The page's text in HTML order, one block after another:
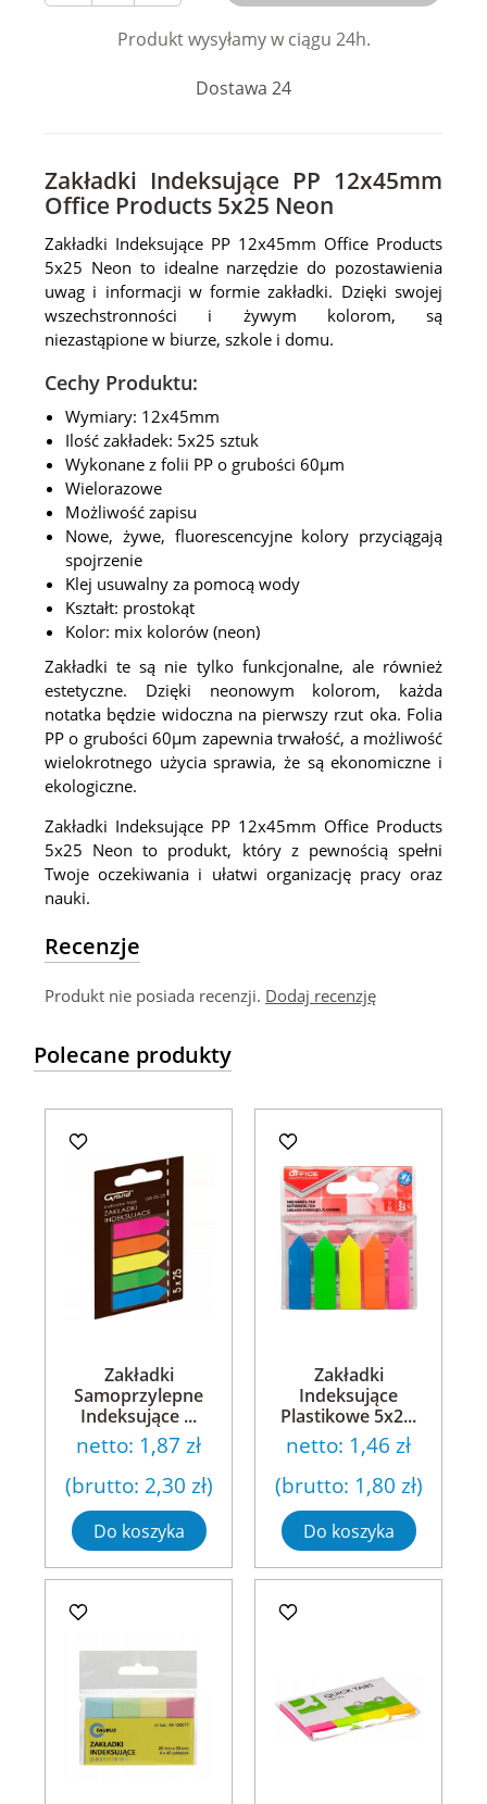
Produkt wysyłamy w ciągu 24h.
Dostawa 24
Zakładki Indeksujące PP 12x45mm
Office Products 5x25 Neon
Zakładki Indeksujące PP 12x45mm Office Products
5x25 Neon to idealne narzędzie do pozostawienia
uwag i informacji w formie zakładki. Dzięki swojej
wszechstronności i żywym kolorom, są
niezastąpione w biurze, szkole i domu.
Cechy Produktu:
Wymiary: 12x45mm
Ilość zakładek: 5x25 sztuk
Wykonane z folii PP o grubości 60μm
Wielorazowe
Możliwość zapisu
Nowe, żywe, fluorescencyjne kolory przyciągają
spojrzenie
Klej usuwalny za pomocą wody
Kształt: prostokąt
Kolor: mix kolorów (neon)
Zakładki te są nie tylko funkcjonalne, ale również
estetyczne. Dzięki neonowym kolorom, każda
notatka będzie widoczna na pierwszy rzut oka. Folia
PP o grubości 60μm zapewnia trwałość, a możliwość
wielokrotnego użycia sprawia, że są ekonomiczne i
ekologiczne.
Zakładki Indeksujące PP 12x45mm Office Products
5x25 Neon to produkt, który z pewnością spełni
Twoje oczekiwania i ułatwi organizację pracy oraz
nauki.
Recenzje
Produkt nie posiada recenzji. Dodaj recenzję
Polecane produkty
Zakładki
Samoprzylepne
Indeksujące ...
netto: 1,87 zł
(brutto: 2,30 zł)
Do koszyka
Zakładki
Indeksujące
Plastikowe 5x2...
netto: 1,46 zł
(brutto: 1,80 zł)
Do koszyka